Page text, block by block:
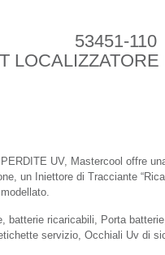
53451-110
UV, Mastercool offre
un Iniettore di Tracciante
batterie ricaricabili, Porta
servizio, Occhiali Uv di